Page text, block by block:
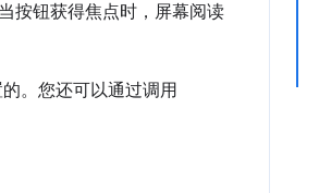
按钮获得焦点时，屏幕阅读
。您还可以通过调用